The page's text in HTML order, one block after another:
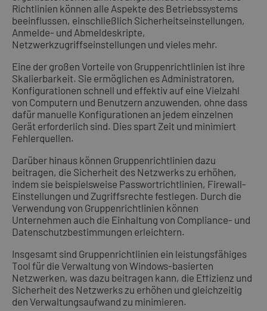
Richtlinien können alle Aspekte des Betriebssystems
beeinflussen, einschließlich Sicherheitseinstellungen,
Anmelde- und Abmeldeskripte,
Netzwerkzugriffseinstellungen und vieles mehr.
Eine der großen Vorteile von Gruppenrichtlinien ist ihre
Skalierbarkeit. Sie ermöglichen es Administratoren,
Konfigurationen schnell und effektiv auf eine Vielzahl
von Computern und Benutzern anzuwenden, ohne dass
dafür manuelle Konfigurationen an jedem einzelnen
Gerät erforderlich sind. Dies spart Zeit und minimiert
Fehlerquellen.
Darüber hinaus können Gruppenrichtlinien dazu
beitragen, die Sicherheit des Netzwerks zu erhöhen,
indem sie beispielsweise Passwortrichtlinien, Firewall-
Einstellungen und Zugriffsrechte festlegen. Durch die
Verwendung von Gruppenrichtlinien können
Unternehmen auch die Einhaltung von Compliance- und
Datenschutzbestimmungen erleichtern.
Insgesamt sind Gruppenrichtlinien ein leistungsfähiges
Tool für die Verwaltung von Windows-basierten
Netzwerken, was dazu beitragen kann, die Effizienz und
Sicherheit des Netzwerks zu erhöhen und gleichzeitig
den Verwaltungsaufwand zu minimieren.